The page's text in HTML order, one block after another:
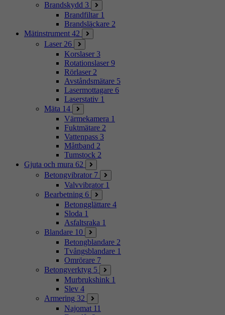
Brandskydd 3
Brandfiltar 1
Brandsläckare 2
Mätinstrument 42
Laser 26
Korslaser 3
Rotationslaser 9
Rörlaser 2
Avståndsmätare 5
Lasermottagare 6
Laserstativ 1
Mäta 14
Värmekamera 1
Fuktmätare 2
Vattenpass 3
Måttband 2
Tumstock 2
Gjuta och mura 62
Betongvibrator 7
Valvvibrator 1
Bearbetning 6
Betongglättare 4
Sloda 1
Asfaltsraka 1
Blandare 10
Betongblandare 2
Tvångsblandare 1
Omrörare 7
Betongverktyg 5
Murbrukshink 1
Slev 4
Armering 32
Najomat 11